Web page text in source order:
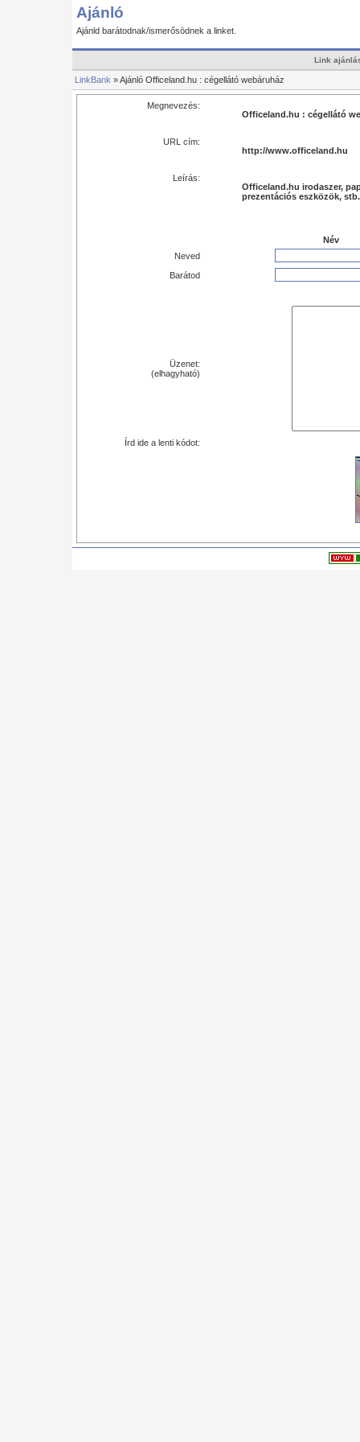
Ajánló
Ajánld barátodnak/ismerősödnek a linket.
Link
LinkBank » Ajánló Officeland.hu : cégellátó webáruház
Megnevezés:
Officeland.hu : cégellátó
URL cím:
http://www.officeland.hu
Leírás:
Officeland.hu irodaszer,
prezentációs eszközök,
Név
Neved
Barátod
Üzenet:
(elhagyható)
Írd ide a lenti kódot: